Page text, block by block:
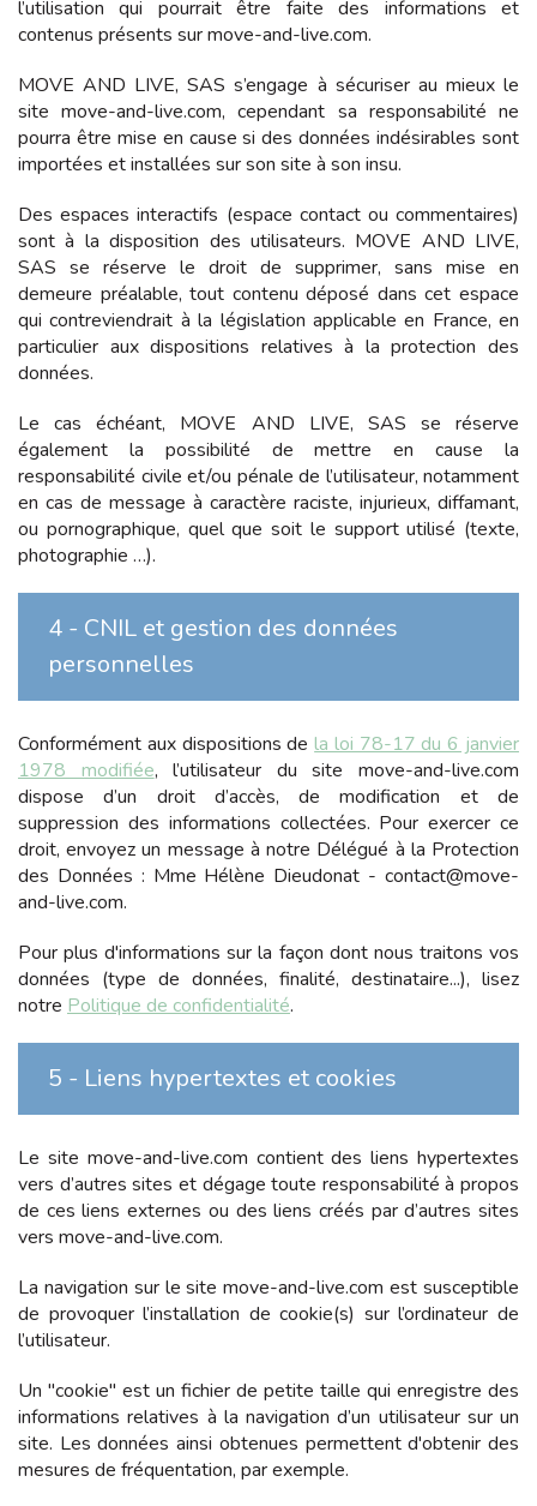
l’utilisation qui pourrait être faite des informations et
contenus présents surmove-and-live.com.
MOVE AND LIVE, SAS s’engage à sécuriser au mieux le
sitemove-and-live.com, cependant sa responsabilité ne
pourra être mise en cause si des données indésirables sont
importées et installées sur son site à son insu.
Des espaces interactifs (espace contact ou commentaires)
sont à la disposition des utilisateurs. MOVE AND LIVE,
SAS se réserve le droit de supprimer, sans mise en
demeure préalable, tout contenu déposé dans cet espace
qui contreviendrait à la législation applicable en France, en
particulier aux dispositions relatives à la protection des
données.
Le cas échéant, MOVE AND LIVE, SAS se réserve
également la possibilité de mettre en cause la
responsabilité civile et/ou pénale de l’utilisateur, notamment
en cas de message à caractère raciste, injurieux, diffamant,
ou pornographique, quel que soit le support utilisé (texte,
photographie …).
4 - CNIL et gestion des données
personnelles
Conformément aux dispositions dela loi 78-17 du 6 janvier
1978 modifiée, l’utilisateur du sitemove-and-live.com
dispose d’un droit d’accès, de modification et de
suppression des informations collectées. Pour exercer ce
droit, envoyez un message à notre Délégué à la Protection
des Données : Mme Hélène Dieudonat -contact@move-
and-live.com.
Pour plus d'informations sur la façon dont nous traitons vos
données (type de données, finalité, destinataire...), lisez
notre Politique de confidentialité.
5 - Liens hypertextes et cookies
Le site move-and-live.com contient des liens hypertextes
vers d’autres sites et dégage toute responsabilité à propos
de ces liens externes ou des liens créés par d’autres sites
vers move-and-live.com.
La navigation sur le sitemove-and-live.com est susceptible
de provoquer l’installation de cookie(s) sur l’ordinateur de
l’utilisateur.
Un "cookie" est un fichier de petite taille qui enregistre des
informations relatives à la navigation d’un utilisateur sur un
site. Les données ainsi obtenues permettent d'obtenir des
mesures de fréquentation, par exemple.